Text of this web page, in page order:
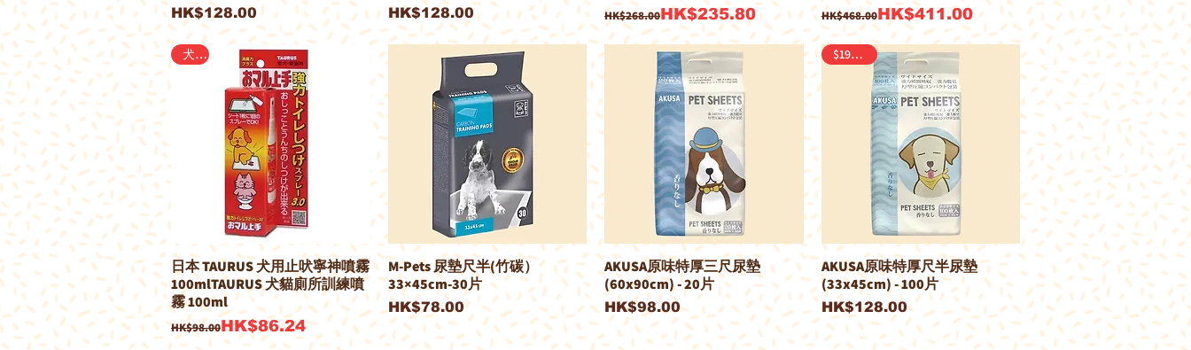
價格
HK$128.00 價格
HK$128.00 一般價格
HK$268.00
促銷價格HK$235.80 一般價格
HK$468.00
促銷價格HK$411.00
犬用
日本 TAURUS 犬用止吠寧神噴霧
100mlTAURUS 犬貓廁所訓練噴
霧 100ml
一般價格
HK$98.00
促銷價格HK$86.24
M-Pets 尿墊尺半(竹碳）
33×45cm-30片
價格
HK$78.00
AKUSA原味特厚三尺尿墊
(60x90cm) - 20片
價格
HK$98.00
$190/2包
AKUSA原味特厚尺半尿墊
(33x45cm) - 100片
價格
HK$128.00